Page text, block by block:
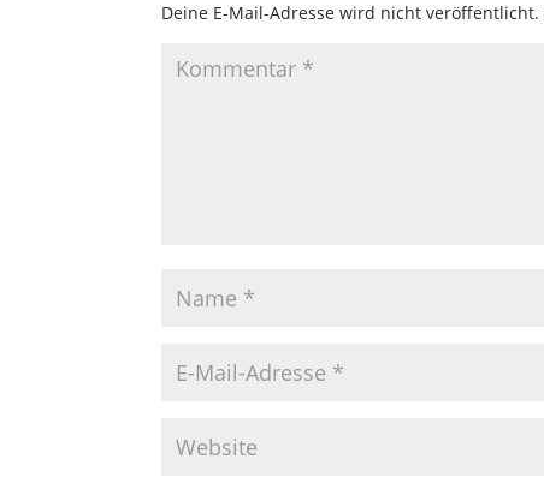
Deine E-Mail-Adresse wird nicht veröffentlicht.